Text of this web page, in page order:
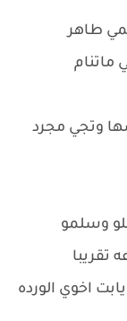
طاهر
ماتنام
وتجي مجرد
وسلمو
تقريبا
اخوي الورده